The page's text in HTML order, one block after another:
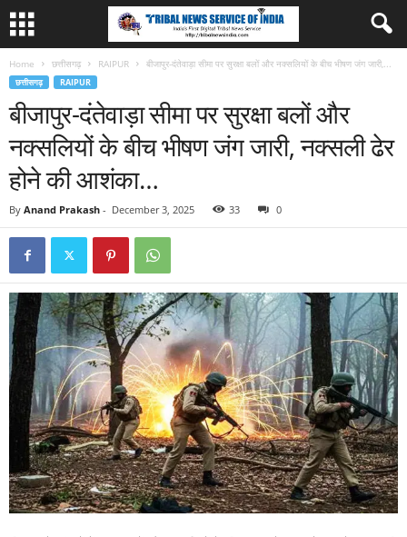
Home छत्तीसगढ़ RAIPUR बीजापुर-दंतेवाड़ा सीमा पर सुरक्षा बलों और नक्सलियों के बीच भीषण जंग जारी,...
छत्तीसगढ़ RAIPUR
बीजापुर-दंतेवाड़ा सीमा पर सुरक्षा बलों और
नक्सलियों के बीच भीषण जंग जारी, नक्सली ढेर
होने की आशंका…
By Anand Prakash - December 3, 2025 33 0